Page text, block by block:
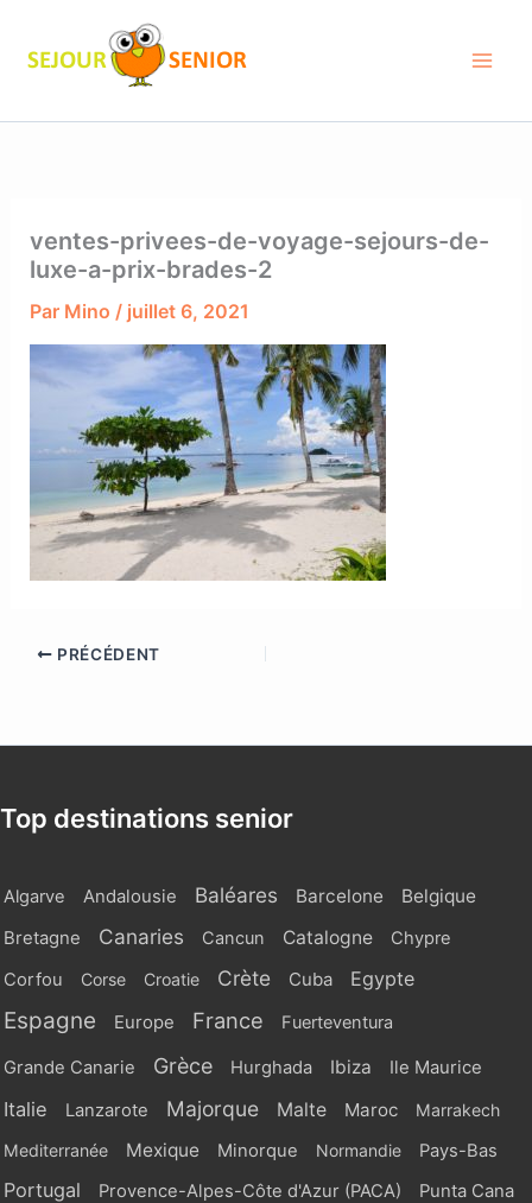
contenu
ventes-privees-de-voyage-sejours-de-
luxe-a-prix-brades-2
Par Mino / juillet 6, 2021
PRÉCÉDENT
Top destinations senior
Algarve Andalousie Baléares Barcelone Belgique
Bretagne Canaries Cancun Catalogne
Chypre
Corfou
Corse Croatie Crète Cuba Egypte
Espagne Europe France Fuerteventura
Grande Canarie Grèce Hurghada Ibiza Ile Maurice
Italie Lanzarote Majorque Malte Maroc
Marrakech
Mediterranée
Mexique Minorque Normandie Pays-Bas
Portugal Provence-Alpes-Côte d'Azur (PACA) Punta Cana